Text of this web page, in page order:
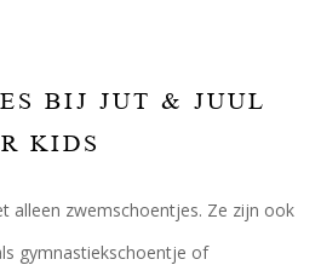
BIJ JUT & JUUL
KIDS
alleen zwemschoentjes. Ze zijn ook
gymnastiekschoentje of